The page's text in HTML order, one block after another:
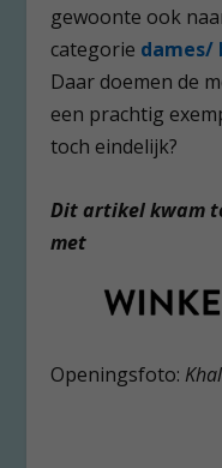
gewoonte ook
categorie dames/
Daar doemen de
een prachtig
toch eindelijk?
Dit artikel kwam
met
Openingsfoto: